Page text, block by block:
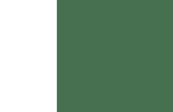
în timpul unei vacanţe mai
să se desparte nici noaptea.
de până acum, putem afirma,
erau încântate de acest lucru,
mai bine, aici au fost cele mai